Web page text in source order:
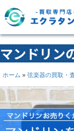
マンドリン
ホーム » 弦楽器の買取・